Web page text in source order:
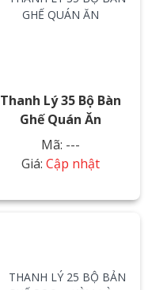
Thanh Lý 35 Bộ Bàn
Ghế Quán Ăn
Mã: ---
Giá: Cập nhật